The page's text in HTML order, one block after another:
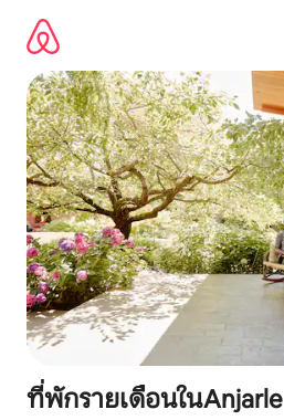
เนื้อหา
ที่พักรายเดือนในAnjarle